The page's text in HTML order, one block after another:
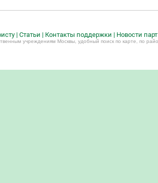
| Статьи | Контакты поддержки | Новости
учреждениям Москвы, удобный поиск по карте, по